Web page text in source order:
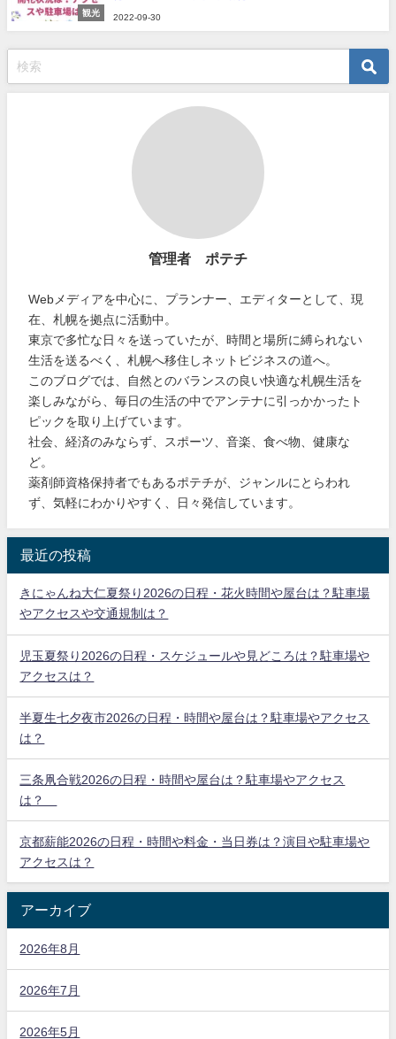
観光
2022-09-30
管理者 ポテチ
Webメディアを中心に、プランナー、エディターとして、現
在、札幌を拠点に活動中。
東京で多忙な日々を送っていたが、時間と場所に縛られない
生活を送るべく、札幌へ移住しネットビジネスの道へ。
このブログでは、自然とのバランスの良い快適な札幌生活を
楽しみながら、毎日の生活の中でアンテナに引っかかったト
ピックを取り上げています。
社会、経済のみならず、スポーツ、音楽、食べ物、健康な
ど。
薬剤師資格保持者でもあるポテチが、ジャンルにとらわれ
ず、気軽にわかりやすく、日々発信しています。
最近の投稿
きにゃんね大仁夏祭り2026の日程・花火時間や屋台は？駐車場
やアクセスや交通規制は？
児玉夏祭り2026の日程・スケジュールや見どころは？駐車場や
アクセスは？
半夏生七夕夜市2026の日程・時間や屋台は？駐車場やアクセス
は？
三条凧合戦2026の日程・時間や屋台は？駐車場やアクセス
は？
京都薪能2026の日程・時間や料金・当日券は？演目や駐車場や
アクセスは？
アーカイブ
2026年8月
2026年7月
2026年5月